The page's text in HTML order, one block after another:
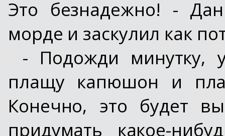
Это безнадежно! -
морде и заскулил как
- Подожди минутку,
плащу капюшон и
Конечно, это будет
придумать какое-